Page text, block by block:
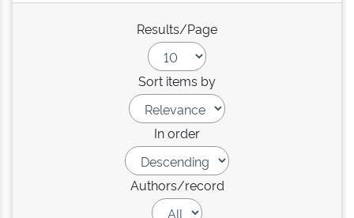
Results/Page
Sort items by
In order
Authors/record